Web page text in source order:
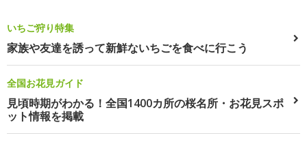
いちご狩り特集
家族や友達を誘って新鮮ないちごを食べに行こう
全国お花見ガイド
見頃時期がわかる！全国1400カ所の桜名所・お花見スポ
ット情報を掲載